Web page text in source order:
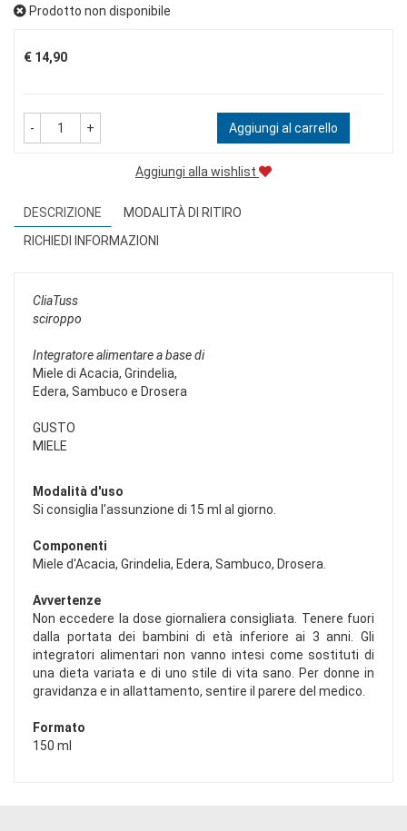
Prodotto non disponibile
Prezzo
€ 14,90
- + Aggiungi al carrello
Aggiungi alla wishlist
DESCRIZIONE
MODALITÀ DI RITIRO
RICHIEDI INFORMAZIONI
CliaTuss
sciroppo
Integratore alimentare a base di
Miele di Acacia, Grindelia,
Edera, Sambuco e Drosera
GUSTO
MIELE
Modalità d'uso
Si consiglia l'assunzione di 15 ml al giorno.
Componenti
Miele d'Acacia, Grindelia, Edera, Sambuco, Drosera.
Avvertenze
Non eccedere la dose giornaliera consigliata. Tenere fuori
dalla portata dei bambini di età inferiore ai 3 anni. Gli
integratori alimentari non vanno intesi come sostituti di
una dieta variata e di uno stile di vita sano. Per donne in
gravidanza e in allattamento, sentire il parere del medico.
Formato
150 ml